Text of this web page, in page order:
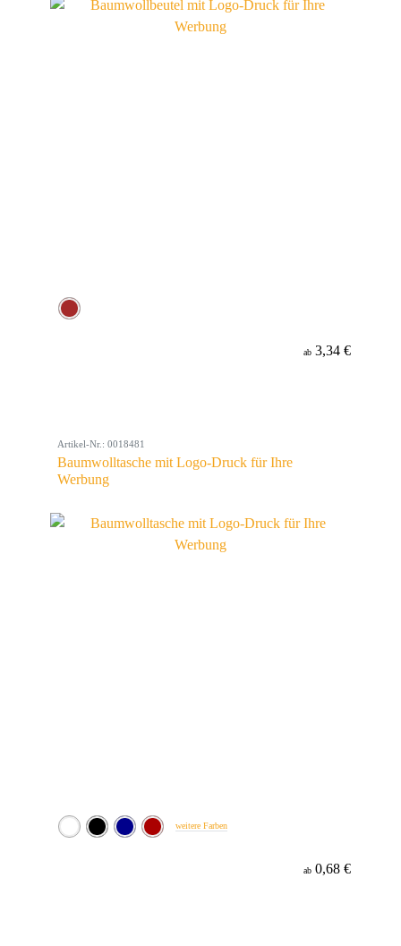
ab 3,34 €
Artikel-Nr.: 0018481
Baumwolltasche mit Logo-Druck für Ihre
Werbung
weitere Farben
ab 0,68 €